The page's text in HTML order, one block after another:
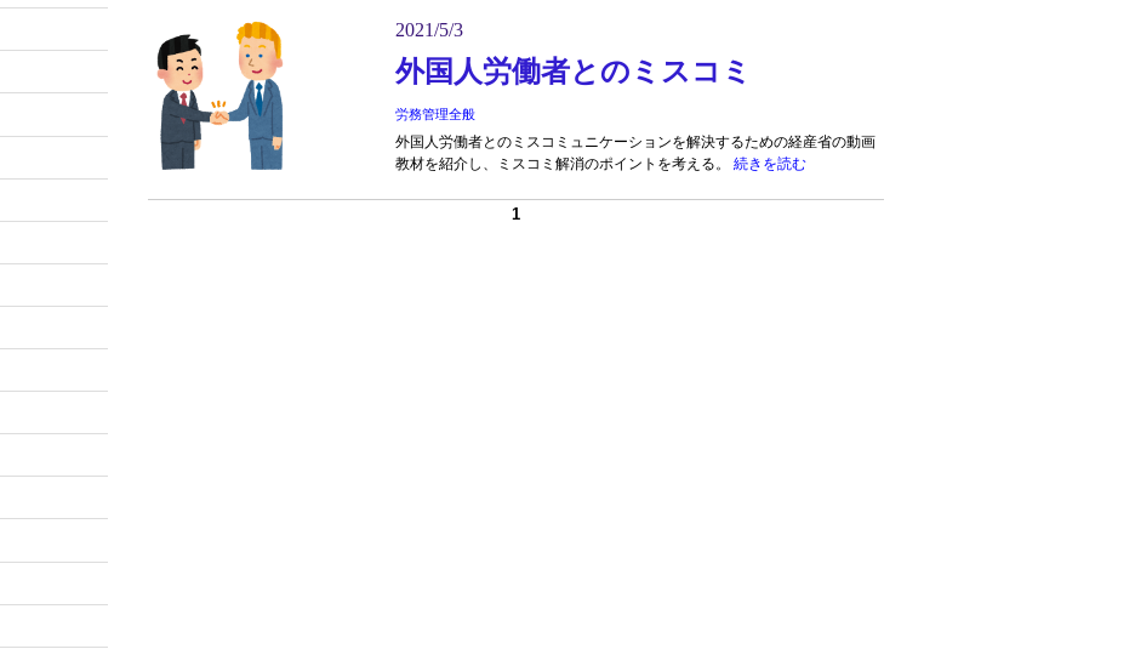
2021/5/3
外国人労働者とのミスコミ
労務管理全般
外国人労働者とのミスコミュニケーションを解決するための経産省の動画
教材を紹介し、ミスコミ解消のポイントを考える。続きを読む
1